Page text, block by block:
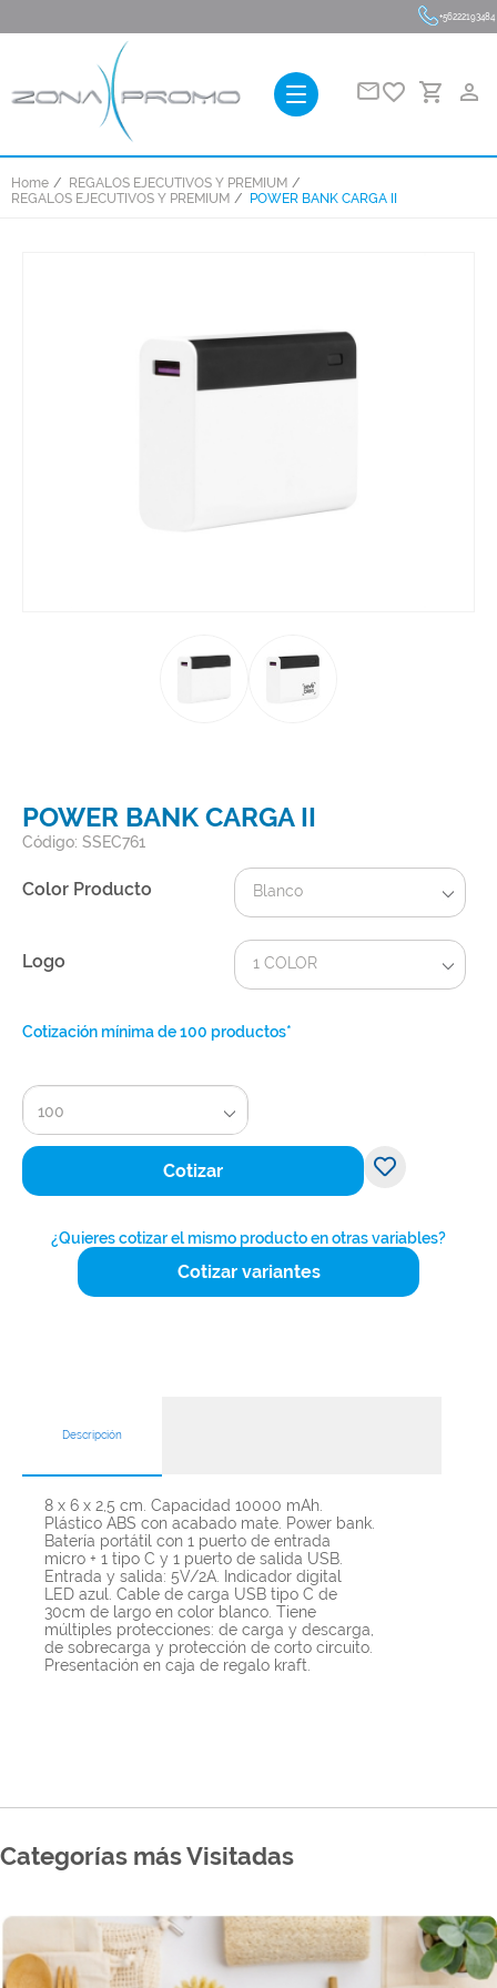
+56222193484
favorite_border person_outline
Home
REGALOS EJECUTIVOS Y PREMIUM
REGALOS EJECUTIVOS Y PREMIUM
POWER BANK CARGA II
POWER BANK CARGA II
Código: SSEC761
Color Producto Blanco
Logo 1 COLOR
Cotización mínima de 100 productos*
100
Cotizar
¿Quieres cotizar el mismo producto en otras variables?
Cotizar variantes
Descripción
8 x 6 x 2,5 cm. Capacidad 10000 mAh.
Plástico ABS con acabado mate. Power bank.
Batería portátil con 1 puerto de entrada
micro + 1 tipo C y 1 puerto de salida USB.
Entrada y salida: 5V/2A. Indicador digital
LED azul. Cable de carga USB tipo C de
30cm de largo en color blanco. Tiene
múltiples protecciones: de carga y descarga,
de sobrecarga y protección de corto circuito.
Presentación en caja de regalo kraft.
Categorías más Visitadas